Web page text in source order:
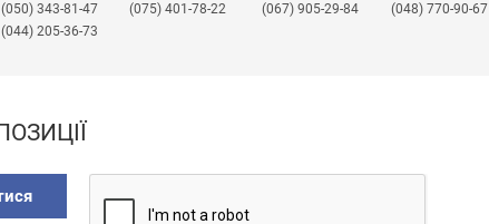
(050) 343-81-47
(044) 205-36-73
(075) 401-78-22
(067) 905-29-84
(048) 770-90-67